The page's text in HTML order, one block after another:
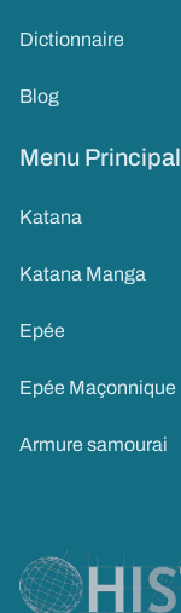
Dictionnaire
Blog
Menu Principal
Katana
Katana Manga
Epée
Epée Maçonnique
Armure samourai